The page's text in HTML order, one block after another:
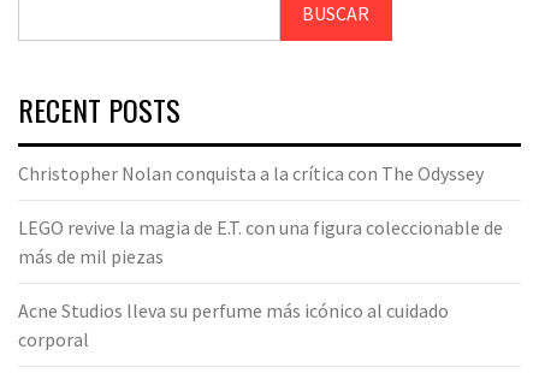
BUSCAR
RECENT POSTS
Christopher Nolan conquista a la crítica con The Odyssey
LEGO revive la magia de E.T. con una figura coleccionable de
más de mil piezas
Acne Studios lleva su perfume más icónico al cuidado
corporal